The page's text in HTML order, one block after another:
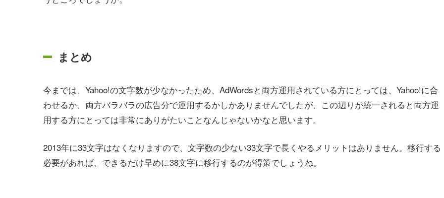
まとめ
今までは、Yahoo!の文字数が少なかったため、AdWordsと両方運用されている方にとっては、Yahoo!に合
わせるか、両方バラバラの広告分で運用するかしかありませんでしたが、この辺りが統一されると両方運
用する方にとっては非常にありがたいことなんじゃないかなと思います。
2013年に33文字はなくなりますので、文字数の少ない33文字で長くやるメリットはありません。移行する
必要があれば、できるだけ早めに38文字に移行するのが得策でしょうね。